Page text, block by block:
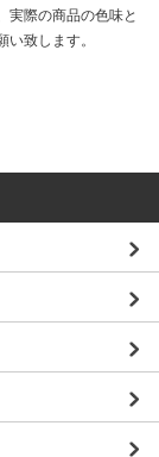
際の商品の色味と
致します。